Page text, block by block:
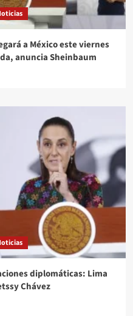
a México este viernes
anuncia Sheinbaum
diplomáticas: Lima
Chávez